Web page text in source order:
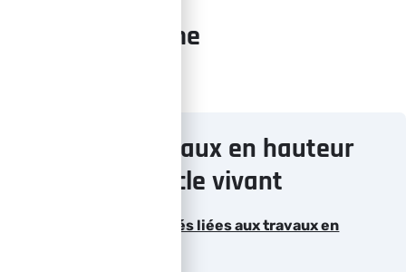
Programme
Formation travaux en hauteur
dans le spectacle vivant
Connaître les généralités liées aux travaux en